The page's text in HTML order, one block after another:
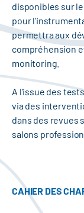
disponibles sur
pour
permettra aux
compréhension
monitoring.
A l’issue des
via des
dans des revues
salons
CAHIER DES